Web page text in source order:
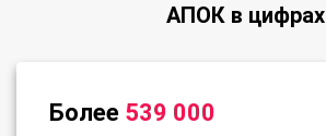
АПОК в цифрах
Более 539 000